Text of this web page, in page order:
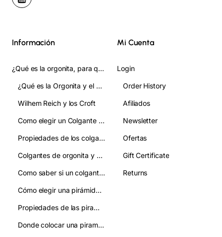
Información
¿Qué es la orgonita, para qué sirve y cómo se usa? Guia Completa
¿Qué es la Orgonita y el Orgon?
Wilhem Reich y los Croft
Como elegir un Colgante de Orgonita:guia clara para acertar en tu eleccion
Propiedades de los colgantes de orgonita
Colgantes de orgonita y chakras: qué relación tienen
Como saber si un colgante de orgonita es autentico y evitar imitaciones
Cómo elegir una pirámide de orgonita:guía práctica y clara
Propiedades de las piramides de orgonita:como se usan
Donde colocar una piramide de orgonita:mejora tu ambiente y bienestar
Mi Cuenta
Login
Order History
Afiliados
Newsletter
Ofertas
Gift Certificate
Returns